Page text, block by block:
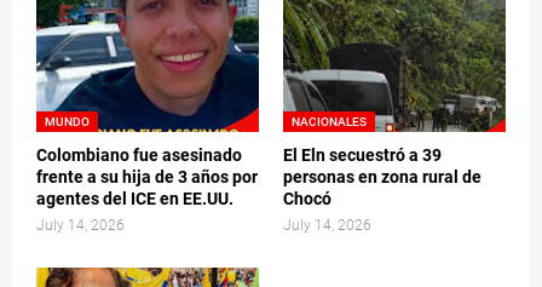
MUNDO
Colombiano fue asesinado
frente a su hija de 3 años por
agentes del ICE en EE.UU.
July 14, 2026
NACIONALES
El Eln secuestró a 39
personas en zona rural de
Chocó
July 14, 2026